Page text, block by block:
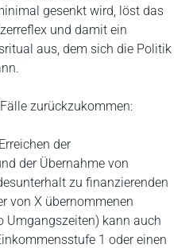
gesenkt wird, löst das
und damit ein
aus, dem sich die Politik
zurückzukommen:
der
der Übernahme von
zu finanzierenden
von X übernommenen
Umgangszeiten) kann auch
1 oder einen